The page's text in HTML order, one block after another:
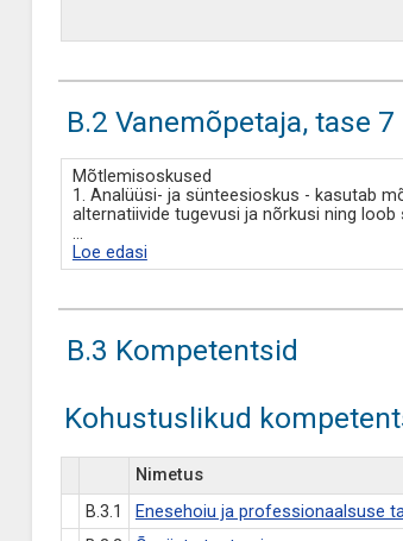
B.2 Vanemõpetaja, tase
Mõtlemisoskused
1. Analüüsi- ja sünteesioskus - kasutab
alternatiivide tugevusi ja nõrkusi ning
...
Loe edasi
B.3 Kompetentsid
Kohustuslikud
Nimetus
B.3.1
Enesehoiu ja professionaalsuse